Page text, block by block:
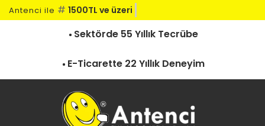
Antenci ile # 1500TL ve üzeri ka
Sektörde 55 Yıllık Tecrübe
E-Ticarette 22 Yıllık Deneyim